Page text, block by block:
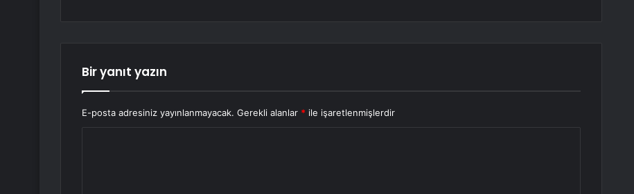
Bir yanıt yazın
E-posta adresiniz yayınlanmayacak. Gerekli alanlar * ile işaretlenmişlerdir